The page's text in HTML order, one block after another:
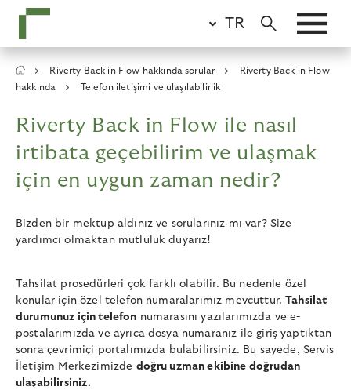
main
TR
Breadcrumb
Riverty Back in Flow hakkında sorular
Riverty Back in Flow
hakkında
Telefon iletişimi ve ulaşılabilirlik
Riverty Back in Flow ile nasıl
irtibata geçebilirim ve ulaşmak
için en uygun zaman nedir?
Bizden bir mektup aldınız ve sorularınız mı var? Size
yardımcı olmaktan mutluluk duyarız!
Tahsilat prosedürleri çok farklı olabilir. Bu nedenle özel
konular için özel telefon numaralarımız mevcuttur.Tahsilat
durumunuz için telefon numarasını yazılarımızda ve e-
postalarımızda ve ayrıca dosya numaranız ile giriş yaptıktan
sonra çevrimiçi portalımızda bulabilirsiniz. Bu sayede, Servis
İletişim Merkezimizde doğru uzman ekibine doğrudan
ulaşabilirsiniz.